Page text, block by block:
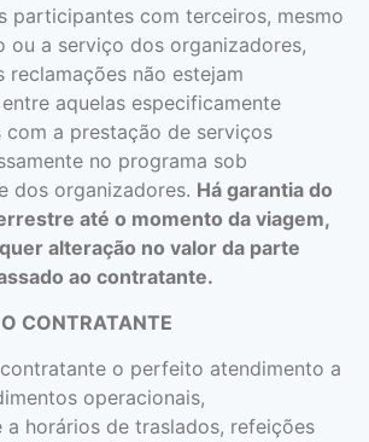
participantes com terceiros, mesmo
ou a serviço dos organizadores,
reclamações não estejam
aquelas especificamente
com a prestação de serviços
no programa sob
dos organizadores. Há garantia do
até o momento da viagem,
alteração no valor da parte
ao contratante.
CONTRATANTE
o perfeito atendimento a
operacionais,
a horários de traslados, refeições